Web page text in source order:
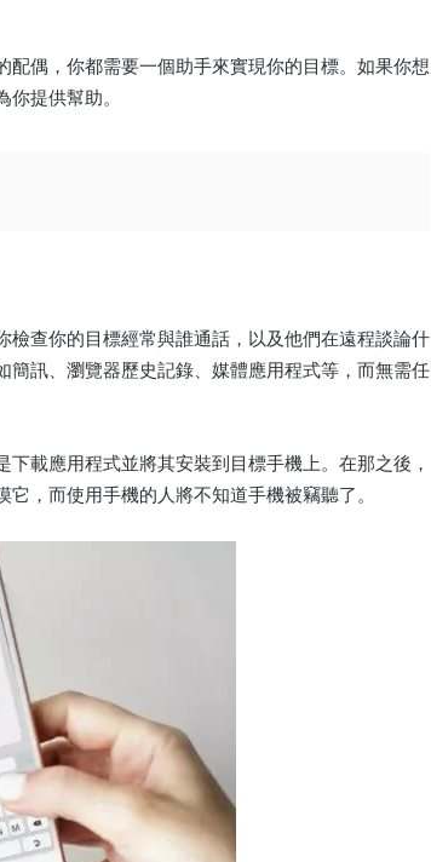
偶，你都需要一個助手來實現你的目標。如果你想
你提供幫助。
查你的目標經常與誰通話，以及他們在遠程談論什
訊、瀏覽器歷史記錄、媒體應用程式等，而無需任
載應用程式並將其安裝到目標手機上。在那之後，
，而使用手機的人將不知道手機被竊聽了。